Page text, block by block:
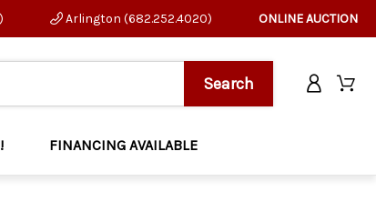
Arlington (682.252.4020) ONLINE AUCTION
FINANCING AVAILABLE